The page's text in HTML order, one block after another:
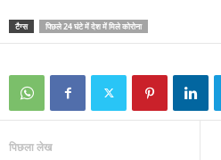
टैग्स पिछले 24 घंटे में देश में मिले कोरोना
पिछला लेख